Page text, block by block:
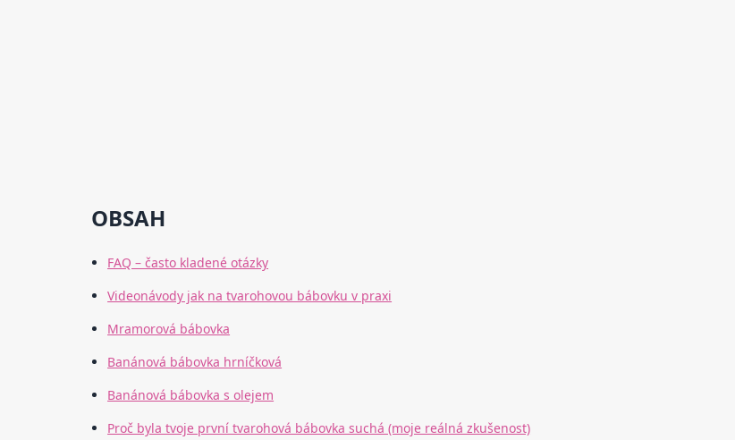
OBSAH
FAQ – často kladené otázky
Videonávody jak na tvarohovou bábovku v praxi
Mramorová bábovka
Banánová bábovka hrníčková
Banánová bábovka s olejem
Proč byla tvoje první tvarohová bábovka suchá (moje reálná zkušenost)